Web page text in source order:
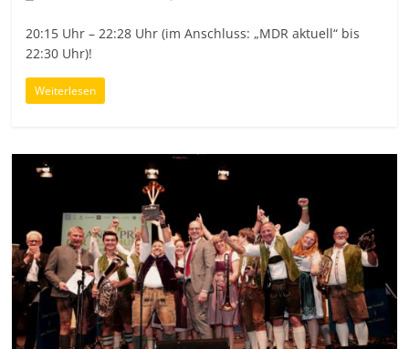
20:15 Uhr – 22:28 Uhr (im Anschluss: „MDR aktuell“ bis
22:30 Uhr)!
Weiterlesen